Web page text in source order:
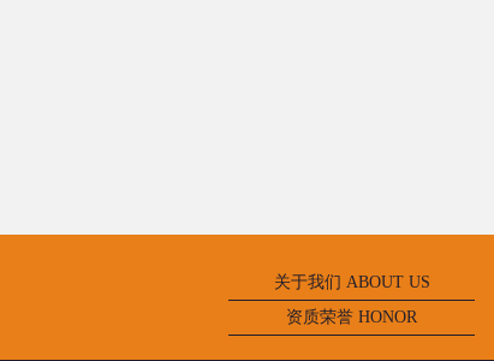
关于我们 ABOUT US
资质荣誉 HONOR